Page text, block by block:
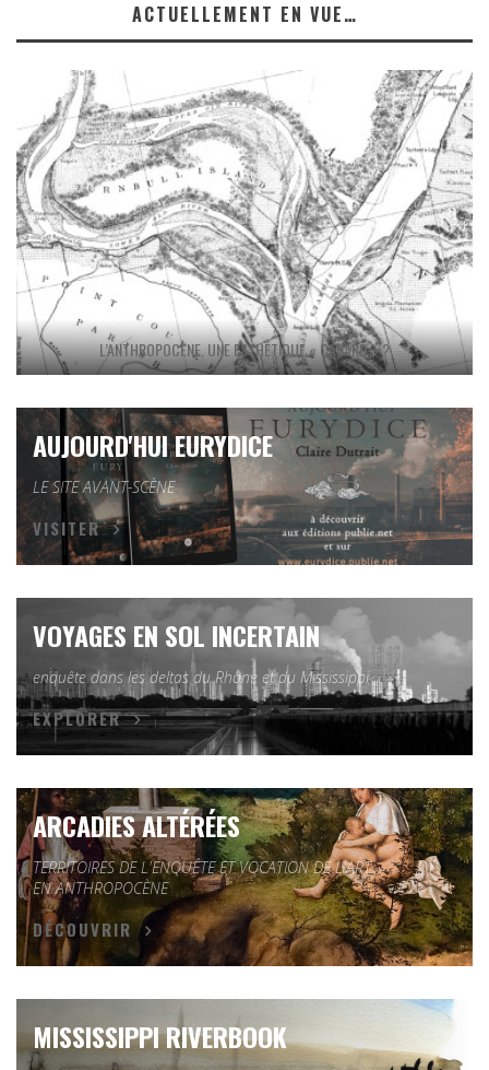
ACTUELLEMENT EN VUE…
L’ANTHROPOCÈNE, UNE ESTHÉTIQUE « CANARD » ?
AUJOURD'HUI EURYDICE
LE SITE AVANT-SCÈNE
VISITER
VOYAGES EN SOL INCERTAIN
enquête dans les deltas du Rhône et du Mississippi
EXPLORER
ARCADIES ALTÉRÉES
TERRITOIRES DE L'ENQUÊTE ET VOCATION DE L'ART
EN ANTHROPOCÈNE
DÉCOUVRIR
MISSISSIPPI RIVERBOOK